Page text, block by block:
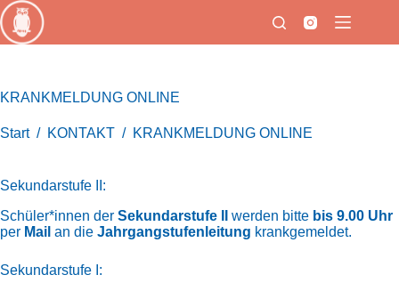
Zum
Inhalt
springen
KRANKMELDUNG ONLINE
Start / KONTAKT / KRANKMELDUNG ONLINE
Sekundarstufe II:
Schüler*innen der Sekundarstufe II werden bitte bis 9.00 Uhr
per Mail an die Jahrgangstufenleitung krankgemeldet.
Sekundarstufe I: